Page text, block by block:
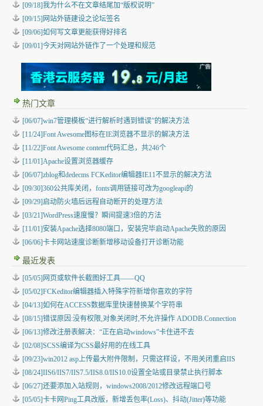
[09/18]我为什么不在文章结尾加“版权说明”
[09/15]网站外链建设之论坛签名
[09/06]如何写文章更能获得好排名
[09/01]今天对网站外链作了一个处理和规范
热门文章
[06/07]win7管理模板“进行解析时遇到错误”的解决方法
[11/24]Font Awesome图标在IE浏览器不显示的解决方法
[11/22]Font Awesome content代码汇总，共246个
[11/01]Apache设置浏览器缓存
[06/07]zblog和dedecms FCKeditor编辑器IE11不显示的解决方法
[09/30]360公共库关闭，fonts调用链接可改为googleapi的
[09/29]启动防火墙后远程自动断开的处理方法
[03/21]WordPress速度慢？瞬间提速3倍的方法
[11/01]安装Apache选择8080端口，安装完毕启动Apache失败的原因
[06/06]卡卡网站速度诊断新增移动设备打开诊断功能
最近发表
[05/05]网页或软件长截图好工具——QQ
[05/02]FCKeditor编辑器插入特殊字符新增你喜欢的字符
[04/13]如何在ACCESS数据库里快速替换某个字符串
[08/15]错误原因:没有权限,对象关闭时,不允许操作 ADODB.Connection
[06/13]修改注册表解决：“正在启动windows”卡住进不去
[02/08]SCSS编译为CSS最好用的在线工具
[09/23]win2012 asp上传最大附件限制，只需这样设，不用关闭重启IIS
[08/24]IIS6/IIS7/IIS7.5/IIS8.0/IIS10.0设置全站或目录禁止执行脚本
[06/27]还要添加入站规则，windows2008/2012修改远程端口号
[05/05]卡卡网Ping工具改版，新增丢包率(Loss)、抖动(Jitter)等功能